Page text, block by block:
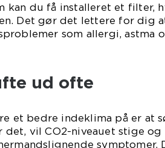
kan du få installeret et filter,
Det gør det lettere for dig
som allergi, astma
ud ofte
et bedre indeklima på er at
vil CO2-niveauet stige og
symptomer.